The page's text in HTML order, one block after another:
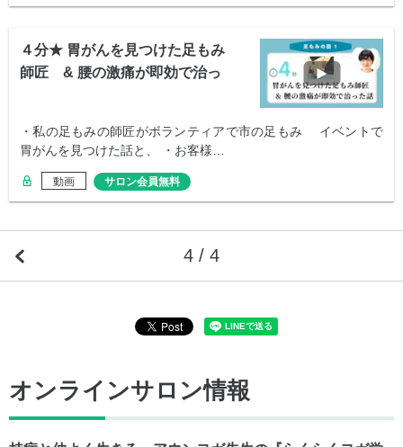
４分★ 胃がんを見つけた足もみ
師匠 & 腰の激痛が即効で治っ
・私の足もみの師匠がボランティアで市の足もみ イベントで
胃がんを見つけた話と、 ・お客様…
動画 サロン会員無料
4 / 4
オンラインサロン情報